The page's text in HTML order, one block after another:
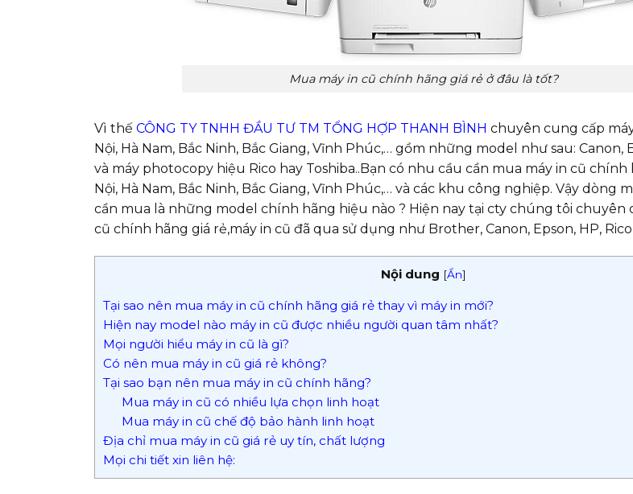
Mua máy in cũ chính hãng giá rẻ ở đâu là tốt?
Vì thế CÔNG TY TNHH ĐẦU TƯ TM TỔNG HỢP THANH BÌNH chuyên cung cấp
Nội, Hà Nam, Bắc Ninh, Bắc Giang, Vĩnh Phúc,… gồm những model như sau: Canon,
và máy photocopy hiệu Rico hay Toshiba..Bạn có nhu cầu cần mua máy in cũ chính
Nội, Hà Nam, Bắc Ninh, Bắc Giang, Vĩnh Phúc,… và các khu công nghiệp. Vậy dòng
cần mua là những model chính hãng hiệu nào ? Hiện nay tại cty chúng tôi chuyên
cũ chính hãng giá rẻ,máy in cũ đã qua sử dụng như Brother, Canon, Epson, HP,
Nội dung [Ẩn]
Tại sao nên mua máy in cũ chính hãng giá rẻ thay vì máy in mới?
Hiện nay model nào máy in cũ được nhiều người quan tâm nhất?
Mọi người hiểu máy in cũ là gì?
Có nên mua máy in cũ giá rẻ không?
Tại sao bạn nên mua máy in cũ chính hãng?
Mua máy in cũ có nhiều lựa chọn linh hoạt
Mua máy in cũ chế độ bảo hành linh hoạt
Địa chỉ mua máy in cũ giá rẻ uy tín, chất lượng
Mọi chi tiết xin liên hệ: